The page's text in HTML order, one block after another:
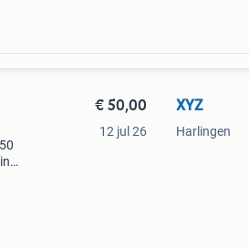
€ 50,00
12 jul 26
XYZ
Harlingen